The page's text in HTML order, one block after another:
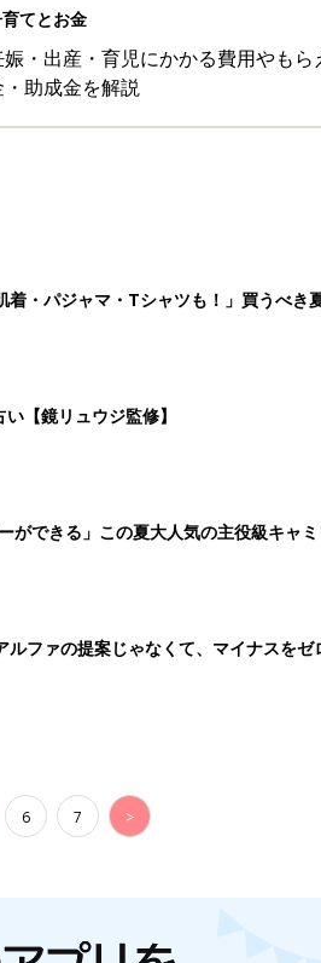
てとお金
娠・出産・育児にかかる費用やもら
・助成金を解説
・パジャマ・Tシャツも！」買うべき
【鏡リュウジ監修】
ができる」この夏大人気の主役級キャ
ルファの提案じゃなくて、マイナスをゼ
6 7 >